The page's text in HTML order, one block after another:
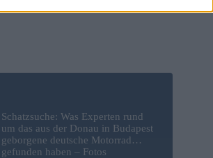
Schatzsuche: Was Experten rund
um das aus der Donau in Budapest
geborgene deutsche Motorrad
gefunden haben – Fotos